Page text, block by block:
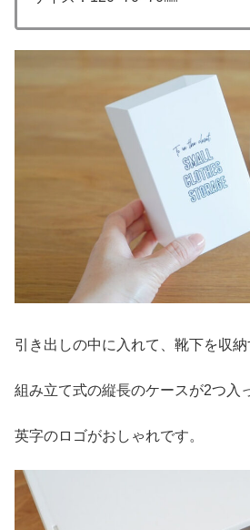
引き出しの中に入れて、靴下を収納
組み立て式の縦長のケースが2つ入
英字のロゴがおしゃれです。